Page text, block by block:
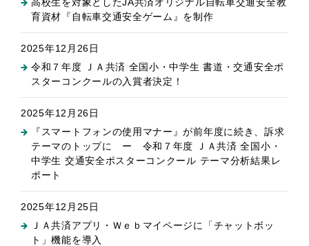
育資材『自転車交通安全ゲーム』を制作
2025年12月26日
令和７年度 ＪＡ共済 全国小・中学生 書道・交通安全ポ
スターコンクールの入賞者決定！
2025年12月26日
『スマートフォンの使用マナー』が前年度に続き、訴求
テーマのトップに ー 令和７年度 ＪＡ共済 全国小・
中学生 交通安全ポスターコンクール テーマ分析結果レ
ポート
2025年12月25日
ＪＡ共済アプリ・Ｗｅｂマイページに「チャットボッ
ト」機能を導入